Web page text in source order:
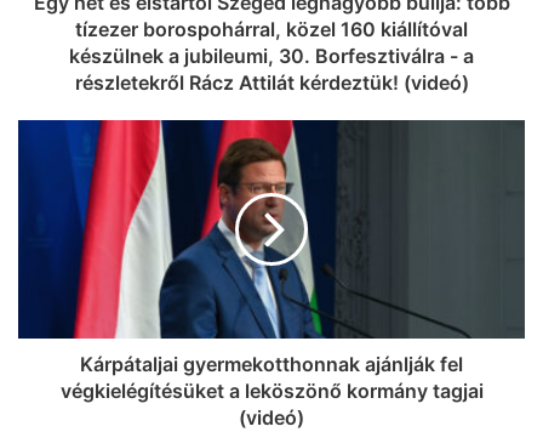
tízezer borospohárral, közel 160 kiállítóval
készülnek a jubileumi, 30. Borfesztiválra - a
részletekről Rácz Attilát kérdeztük! (videó)
Kárpátaljai gyermekotthonnak ajánlják fel
végkielégítésüket a leköszönő kormány tagjai
(videó)